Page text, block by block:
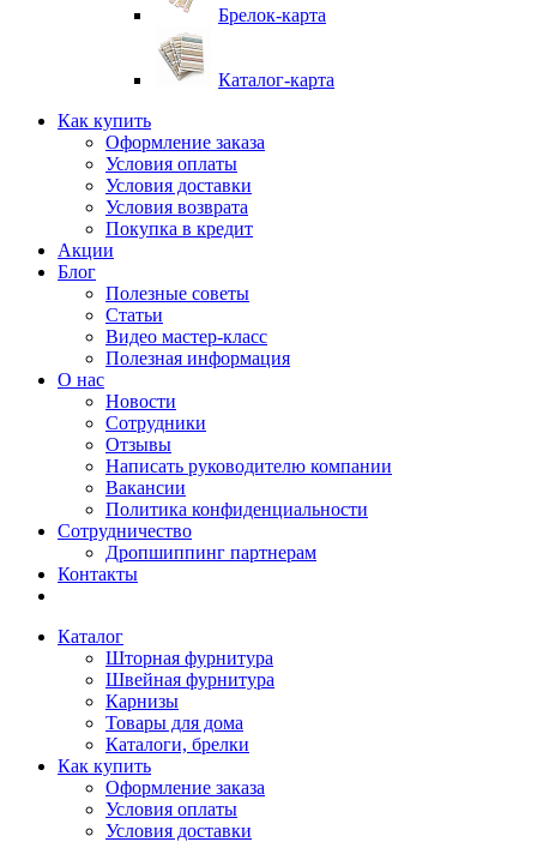
Брелок-карта
Каталог-карта
Как купить
Оформление заказа
Условия оплаты
Условия доставки
Условия возврата
Покупка в кредит
Акции
Блог
Полезные советы
Статьи
Видео мастер-класс
Полезная информация
О нас
Новости
Сотрудники
Отзывы
Написать руководителю компании
Вакансии
Политика конфиденциальности
Сотрудничество
Дропшиппинг партнерам
Контакты
Каталог
Шторная фурнитура
Швейная фурнитура
Карнизы
Товары для дома
Каталоги, брелки
Как купить
Оформление заказа
Условия оплаты
Условия доставки